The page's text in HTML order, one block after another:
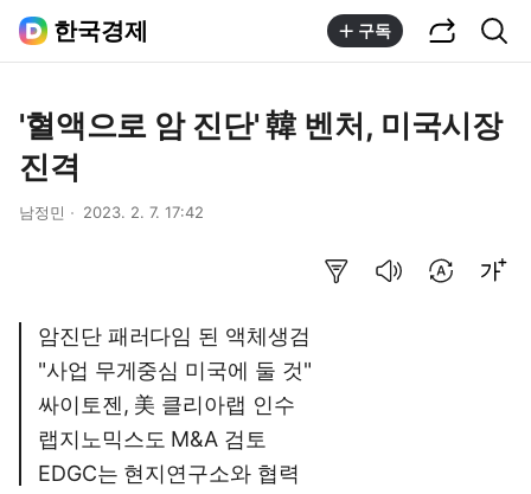
한국경제 구독
'혈액으로 암 진단' 韓 벤처, 미국시장
진격
남정민 2023. 2. 7. 17:42
암진단 패러다임 된 액체생검
"사업 무게중심 미국에 둘 것"
싸이토젠, 美 클리아랩 인수
랩지노믹스도 M&A 검토
EDGC는 현지연구소와 협력